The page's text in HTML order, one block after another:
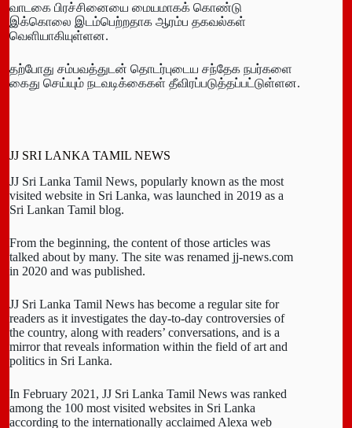
வாடகை பிரச்சினையை மையமாகக் கொண்டு
இக்கொலை இடம்பெற்றதாக ஆரம்ப தகவல்கள்
வெளியாகியுள்ளன.
தற்போது சம்பவத்துடன் தொடர்புடைய சந்தேக நபர்களை
கைது செய்யும் நடவடிக்கைகள் தீவிரப்படுத்தப்பட்டுள்ளன.
JJ SRI LANKA TAMIL NEWS
JJ Sri Lanka Tamil News, popularly known as the most
visited website in Sri Lanka, was launched in 2019 as a
Sri Lankan Tamil blog.
From the beginning, the content of those articles was
talked about by many. The site was renamed jj-news.com
in 2020 and was published.
JJ Sri Lanka Tamil News has become a regular site for
readers as it investigates the day-to-day controversies of
the country, along with readers’ conversations, and is a
mirror that reveals information within the field of art and
politics in Sri Lanka.
In February 2021, JJ Sri Lanka Tamil News was ranked
among the 100 most visited websites in Sri Lanka
according to the internationally acclaimed Alexa web